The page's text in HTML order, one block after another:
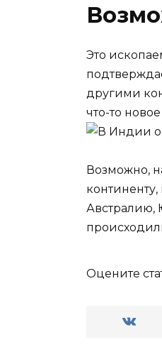
Это
другими
что-то
Возможно,
Австралию,
Оцените